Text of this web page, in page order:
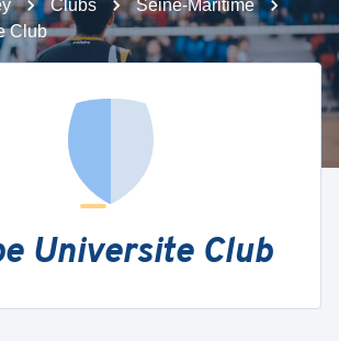
Clubs
Seine-Maritime
Club
Universite Club